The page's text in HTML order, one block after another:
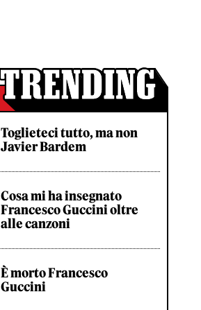
Toglieteci tutto, ma non
Javier Bardem
Cosa mi ha insegnato
Francesco Guccini oltre
alle canzoni
È morto Francesco
Guccini